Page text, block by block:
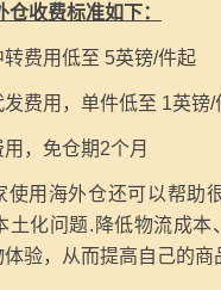
收费标准如下：
费用低至 5英镑/件起
费用，单件低至 1英镑/
，免仓期2个月
使用海外仓还可以帮助
土化问题.降低物流成
验，从而提高自己的